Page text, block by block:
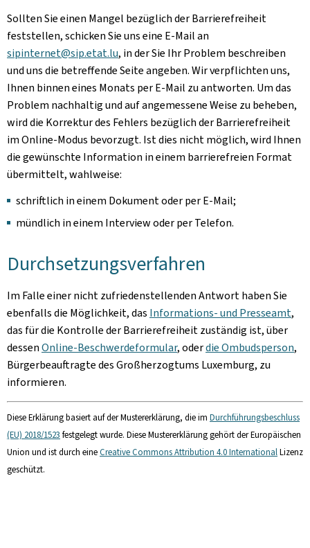
Sollten Sie einen Mangel bezüglich der Barrierefreiheit
feststellen, schicken Sie uns eine E-Mail an
sipinternet@sip.etat.lu, in der Sie Ihr Problem beschreiben
und uns die betreffende Seite angeben. Wir verpflichten uns,
Ihnen binnen eines Monats per E-Mail zu antworten. Um das
Problem nachhaltig und auf angemessene Weise zu beheben,
wird die Korrektur des Fehlers bezüglich der Barrierefreiheit
im Online-Modus bevorzugt. Ist dies nicht möglich, wird Ihnen
die gewünschte Information in einem barrierefreien Format
übermittelt, wahlweise:
schriftlich in einem Dokument oder per E-Mail;
mündlich in einem Interview oder per Telefon.
Durchsetzungsverfahren
Im Falle einer nicht zufriedenstellenden Antwort haben Sie
ebenfalls die Möglichkeit, das Informations- und Presseamt,
das für die Kontrolle der Barrierefreiheit zuständig ist, über
dessenOnline-Beschwerdeformular, oderdie Ombudsperson,
Bürgerbeauftragte des Großherzogtums Luxemburg, zu
informieren.
Diese Erklärung basiert auf der Mustererklärung, die im Durchführungsbeschluss
(EU) 2018/1523 festgelegt wurde. Diese Mustererklärung gehört der Europäischen
Union und ist durch eineCreative Commons Attribution 4.0 InternationalLizenz
geschützt.